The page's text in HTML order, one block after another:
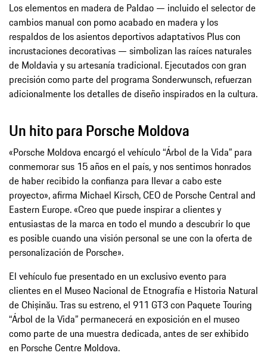
Los elementos en madera de Paldao — incluido el selector de
cambios manual con pomo acabado en madera y los
respaldos de los asientos deportivos adaptativos Plus con
incrustaciones decorativas — simbolizan las raíces naturales
de Moldavia y su artesanía tradicional. Ejecutados con gran
precisión como parte del programa Sonderwunsch, refuerzan
adicionalmente los detalles de diseño inspirados en la cultura.
Un hito para Porsche Moldova
«Porsche Moldova encargó el vehículo “Árbol de la Vida” para
conmemorar sus 15 años en el país, y nos sentimos honrados
de haber recibido la confianza para llevar a cabo este
proyecto», afirma Michael Kirsch, CEO de Porsche Central and
Eastern Europe. «Creo que puede inspirar a clientes y
entusiastas de la marca en todo el mundo a descubrir lo que
es posible cuando una visión personal se une con la oferta de
personalización de Porsche».
El vehículo fue presentado en un exclusivo evento para
clientes en el Museo Nacional de Etnografía e Historia Natural
de Chișinău. Tras su estreno, el 911 GT3 con Paquete Touring
“Árbol de la Vida” permanecerá en exposición en el museo
como parte de una muestra dedicada, antes de ser exhibido
en Porsche Centre Moldova.